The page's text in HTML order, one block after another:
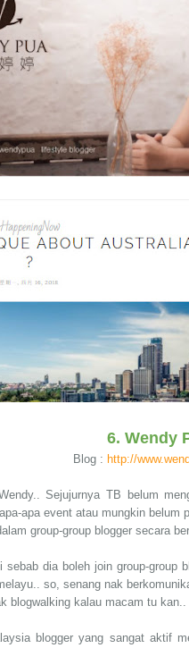
6. Wendy
Blog : http://
Sejujurnya TB belum
apa event atau mungkin belum
group-group blogger secara
dia boleh join group-group
so, senang nak
blogwalking kalau macam tu kan..
blogger yang sangat aktif